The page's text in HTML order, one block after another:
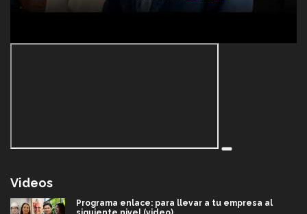
Videos
Programa enlace: para llevar a tu empresa al